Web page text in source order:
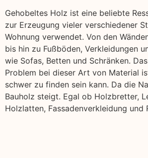
Gehobeltes Holz ist eine beliebte
zur Erzeugung vieler verschiedener
Wohnung verwendet. Von den
bis hin zu Fußböden, Verkleidungen
wie Sofas, Betten und Schränken.
Problem bei dieser Art von Material
schwer zu finden sein kann. Da die
Bauholz steigt. Egal ob Holzbretter,
Holzlatten, Fassadenverkleidung und